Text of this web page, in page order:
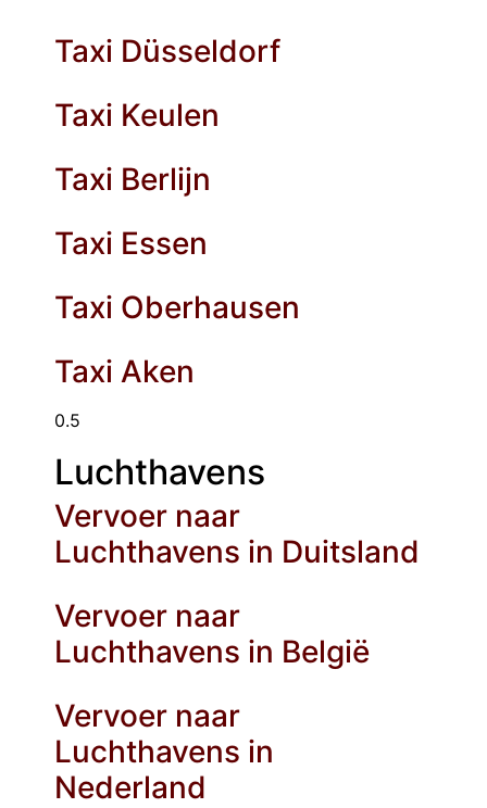
Taxi Düsseldorf
Taxi Keulen
Taxi Berlijn
Taxi Essen
Taxi Oberhausen
Taxi Aken
Luchthavens
Vervoer naar
Luchthavens in Duitsland
Vervoer naar
Luchthavens in België
Vervoer naar
Luchthavens in
Nederland